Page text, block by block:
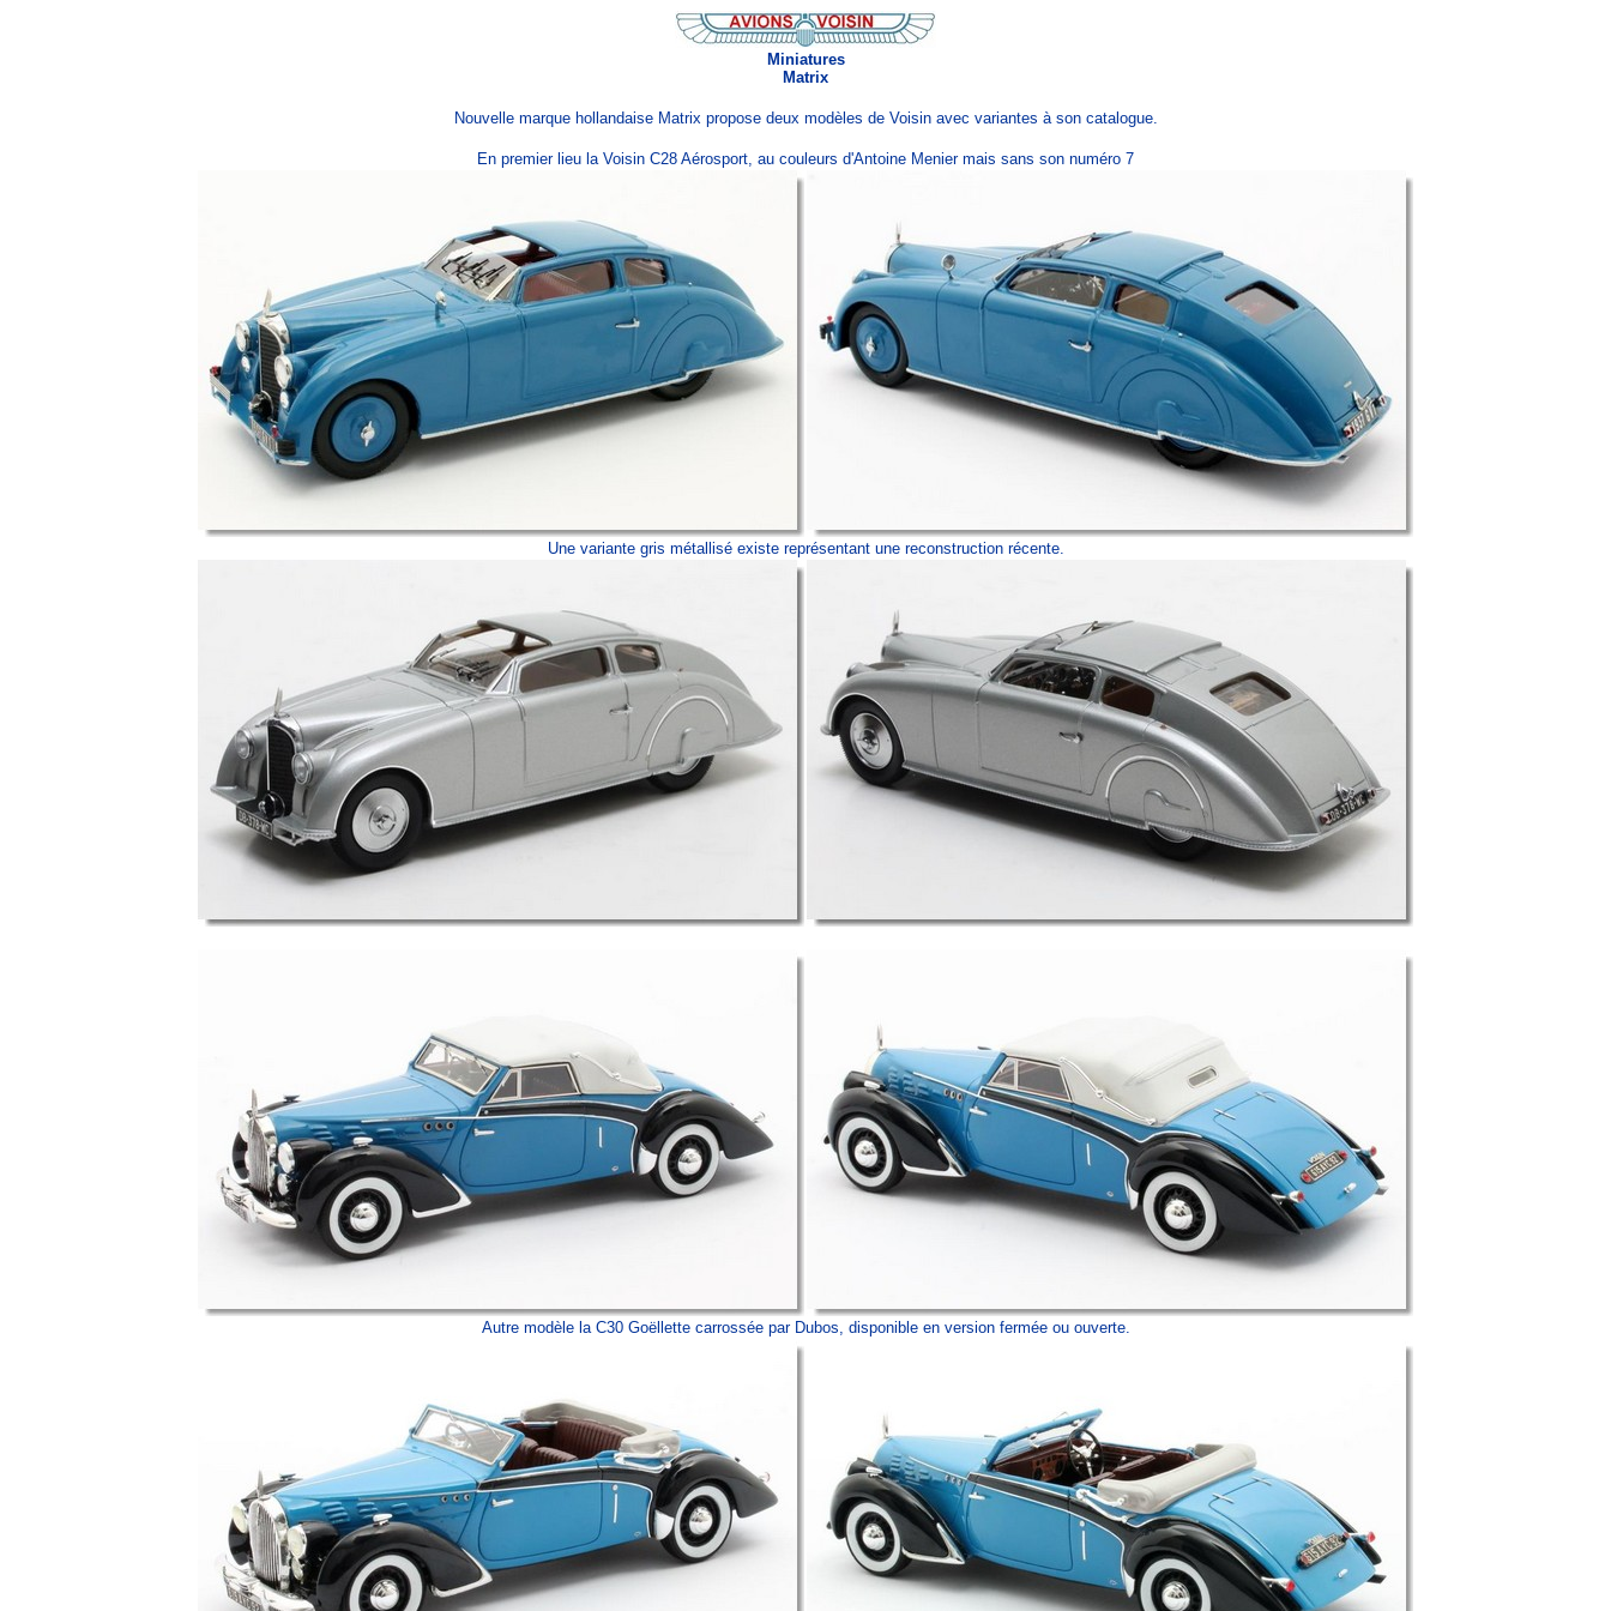
Miniatures
Matrix
Nouvelle marque hollandaise Matrix propose deux modèles de Voisin avec variantes à son catalogue.
En premier lieu la Voisin C28 Aérosport, au couleurs d'Antoine Menier mais sans son numéro 7
Une variante gris métallisé existe représentant une reconstruction récente.
Autre modèle la C30 Goëllette carrossée par Dubos, disponible en version fermée ou ouverte.